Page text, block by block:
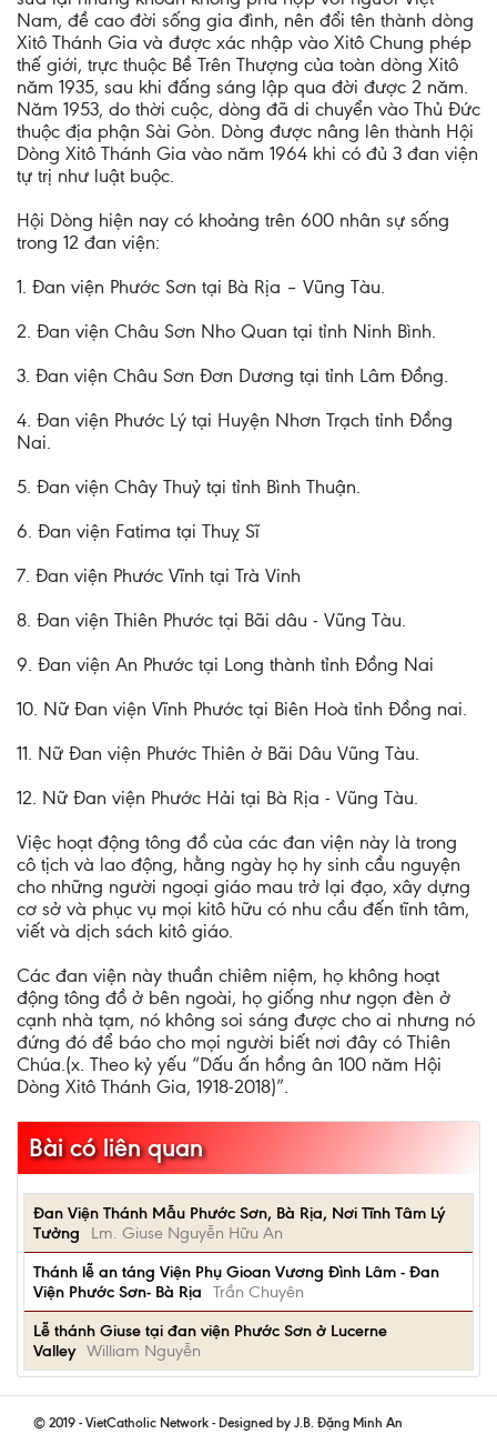
Nam, đề cao đời sống gia đình, nên đổi tên thành dòng
Xitô Thánh Gia và được xác nhập vào Xitô Chung phép
thế giới, trực thuộc Bề Trên Thượng của toàn dòng Xitô
năm 1935, sau khi đấng sáng lập qua đời được 2 năm.
Năm 1953, do thời cuộc, dòng đã di chuyển vào Thủ Đức
thuộc địa phận Sài Gòn. Dòng được nâng lên thành Hội
Dòng Xitô Thánh Gia vào năm 1964 khi có đủ 3 đan viện
tự trị như luật buộc.
Hội Dòng hiện nay có khoảng trên 600 nhân sự sống
trong 12 đan viện:
1. Đan viện Phước Sơn tại Bà Rịa – Vũng Tàu.
2. Đan viện Châu Sơn Nho Quan tại tỉnh Ninh Bình.
3. Đan viện Châu Sơn Đơn Dương tại tỉnh Lâm Đồng.
4. Đan viện Phước Lý tại Huyện Nhơn Trạch tỉnh Đồng
Nai.
5. Đan viện Chây Thuỷ tại tỉnh Bình Thuận.
6. Đan viện Fatima tại Thuỵ Sĩ
7. Đan viện Phước Vĩnh tại Trà Vinh
8. Đan viện Thiên Phước tại Bãi dâu - Vũng Tàu.
9. Đan viện An Phước tại Long thành tỉnh Đồng Nai
10. Nữ Đan viện Vĩnh Phước tại Biên Hoà tỉnh Đồng nai.
11. Nữ Đan viện Phước Thiên ở Bãi Dâu Vũng Tàu.
12. Nữ Đan viện Phước Hải tại Bà Rịa - Vũng Tàu.
Việc hoạt động tông đồ của các đan viện này là trong
cô tịch và lao động, hằng ngày họ hy sinh cầu nguyện
cho những người ngoại giáo mau trở lại đạo, xây dựng
cơ sở và phục vụ mọi kitô hữu có nhu cầu đến tĩnh tâm,
viết và dịch sách kitô giáo.
Các đan viện này thuần chiêm niệm, họ không hoạt
động tông đồ ở bên ngoài, họ giống như ngọn đèn ở
cạnh nhà tạm, nó không soi sáng được cho ai nhưng nó
đứng đó để báo cho mọi người biết nơi đây có Thiên
Chúa.(x. Theo kỷ yếu “Dấu ấn hồng ân 100 năm Hội
Dòng Xitô Thánh Gia, 1918-2018)”.
Bài có liên quan
Đan Viện Thánh Mẫu Phước Sơn, Bà Rịa, Nơi Tĩnh Tâm Lý
Tưởng
Lm. Giuse Nguyễn Hữu An
Thánh lễ an táng Viện Phụ Gioan Vương Đình Lâm - Đan
Viện Phước Sơn- Bà Rịa
Trần Chuyên
Lễ thánh Giuse tại đan viện Phước Sơn ở Lucerne
Valley William Nguyễn
© 2019 - VietCatholic Network - Designed by J.B. Đặng Minh An